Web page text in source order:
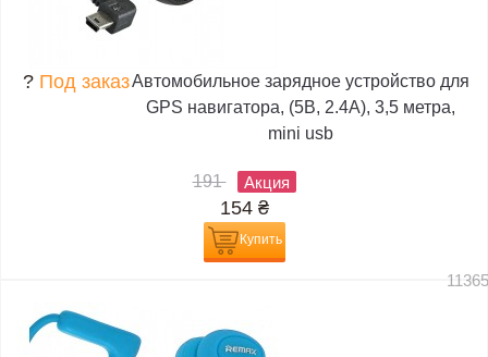
? Под заказАвтомобильное зарядное устройство для
GPS навигатора, (5В, 2.4А), 3,5 метра,
mini usb
191 Акция
154 ₴
Купить